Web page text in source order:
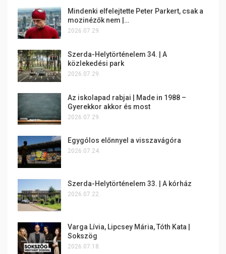
Mindenki elfelejtette Peter Parkert, csak a
mozinézők nem |…
2026.07.29.
Szerda-Helytörténelem 34. | A
közlekedési park
2026.07.29.
Az iskolapad rabjai | Made in 1988 –
Gyerekkor akkor és most
2026.07.29.
Egygólos előnnyel a visszavágóra
2026.07.24.
Szerda-Helytörténelem 33. | A kórház
2026.07.22.
Varga Lívia, Lipcsey Mária, Tóth Kata |
Sokszög
2026.07.18.